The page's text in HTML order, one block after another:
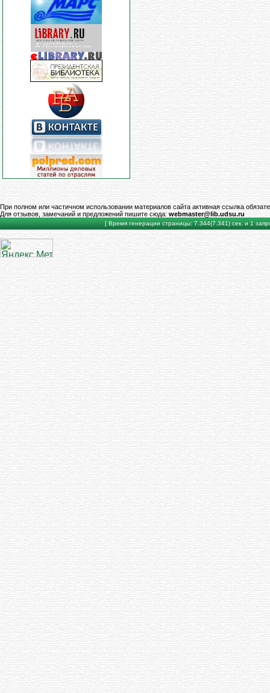
При полном или частичном использовании материалов сайта активная ссылка
Для отзывов, замечаний и предложений пишите сюда: webmaster@lib.udsu.ru
[ Время генерации страницы: 7.344(7.341) сек. и 1